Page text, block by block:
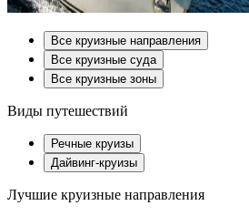
Все круизные направления
Все круизные суда
Все круизные зоны
Виды путешествий
Речные круизы
Дайвинг-круизы
Лучшие круизные направления